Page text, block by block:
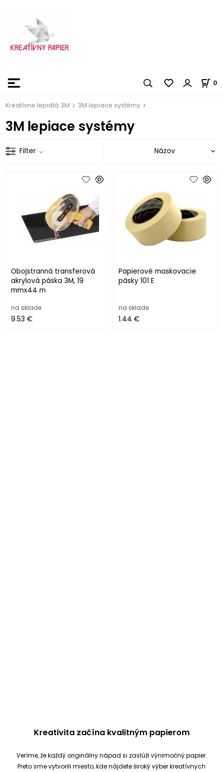
0
Kreatívne lepidlá 3M 3M lepiace systémy
3M lepiace systémy
Filter
Obojstranná transferová
akrylová páska 3M, 19
mmx44 m
na sklade
9.53 €
Papierové maskovacie
pásky 101 E
na sklade
1.44 €
Kreativita začína kvalitným papierom
Veríme, že každý originálny nápad si zaslúži výnimočný papier.
Preto sme vytvorili miesto, kde nájdete široký výber kreatívnych